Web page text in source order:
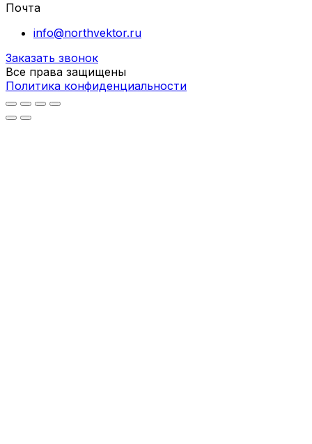
Почта
info@northvektor.ru
Заказать звонок
Все права защищены
Политика конфиденциальности